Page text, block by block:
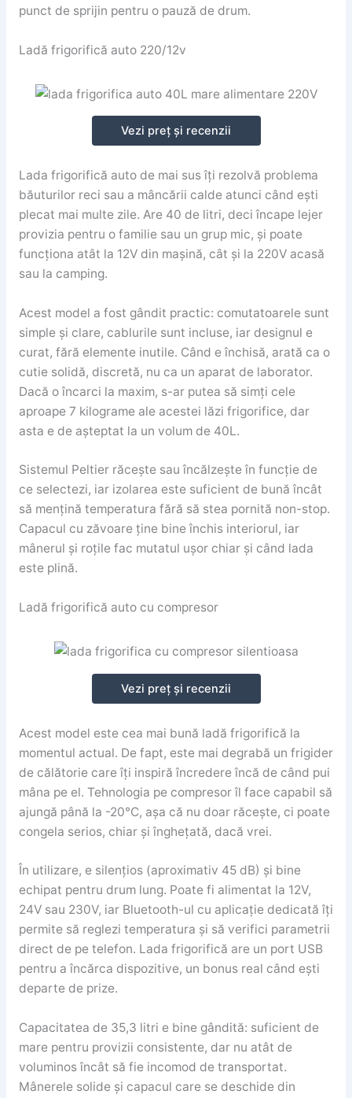
punct de sprijin pentru o pauză de drum.
Ladă frigorifică auto 220/12v
Vezi preț și recenzii
Lada frigorifică auto de mai sus îți rezolvă problema
băuturilor reci sau a mâncării calde atunci când ești
plecat mai multe zile. Are 40 de litri, deci încape lejer
provizia pentru o familie sau un grup mic, și poate
funcționa atât la 12V din mașină, cât și la 220V acasă
sau la camping.
Acest model a fost gândit practic: comutatoarele sunt
simple și clare, cablurile sunt incluse, iar designul e
curat, fără elemente inutile. Când e închisă, arată ca o
cutie solidă, discretă, nu ca un aparat de laborator.
Dacă o încarci la maxim, s-ar putea să simți cele
aproape 7 kilograme ale acestei lăzi frigorifice, dar
asta e de așteptat la un volum de 40L.
Sistemul Peltier răcește sau încălzește în funcție de
ce selectezi, iar izolarea este suficient de bună încât
să mențină temperatura fără să stea pornită non-stop.
Capacul cu zăvoare ține bine închis interiorul, iar
mânerul și roțile fac mutatul ușor chiar și când lada
este plină.
Ladă frigorifică auto cu compresor
Vezi preț și recenzii
Acest model este cea mai bună ladă frigorifică la
momentul actual. De fapt, este mai degrabă un frigider
de călătorie care îți inspiră încredere încă de când pui
mâna pe el. Tehnologia pe compresor îl face capabil să
ajungă până la -20°C, așa că nu doar răcește, ci poate
congela serios, chiar și înghețată, dacă vrei.
În utilizare, e silențios (aproximativ 45 dB) și bine
echipat pentru drum lung. Poate fi alimentat la 12V,
24V sau 230V, iar Bluetooth-ul cu aplicație dedicată îți
permite să reglezi temperatura și să verifici parametrii
direct de pe telefon. Lada frigorifică are un port USB
pentru a încărca dispozitive, un bonus real când ești
departe de prize.
Capacitatea de 35,3 litri e bine gândită: suficient de
mare pentru provizii consistente, dar nu atât de
voluminos încât să fie incomod de transportat.
Mânerele solide și capacul care se deschide din